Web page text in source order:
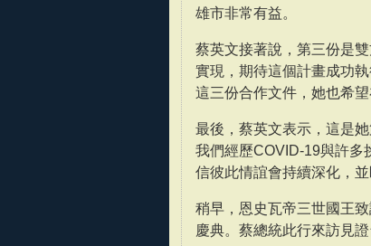
雄市非常有益。
蔡英文接著說，第三份是
實現，期待這個計畫成功
這三份合作文件，她也希
最後，蔡英文表示，這是
我們經歷COVID-19與許多
信彼此情誼會持續深化，
稍早，恩史瓦帝三世國王
慶典。蔡總統此行來訪見